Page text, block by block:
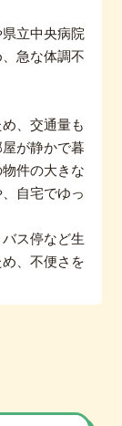
立中央病院
急な体調不
、交通量も
が静かで暮
件の大きな
自宅でゆっ
ス停など生
、不便さを